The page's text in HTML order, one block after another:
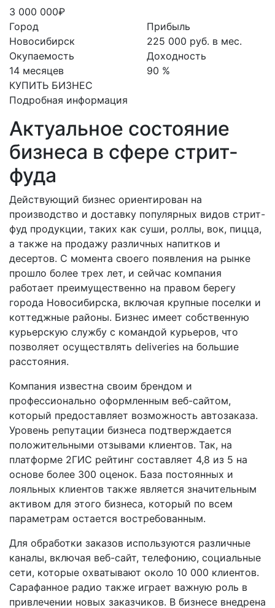
3 000 000₽
Город
Новосибирск
Окупаемость
14 месяцев
КУПИТЬ БИЗНЕС
Прибыль
225 000 руб. в мес.
Доходность
90 %
Подробная информация
Актуальное состояние
бизнеса в сфере стрит-
фуда
Действующий бизнес ориентирован на
производство и доставку популярных видов стрит-
фуд продукции, таких как суши, роллы, вок, пицца,
а также на продажу различных напитков и
десертов. С момента своего появления на рынке
прошло более трех лет, и сейчас компания
работает преимущественно на правом берегу
города Новосибирска, включая крупные поселки и
коттеджные районы. Бизнес имеет собственную
курьерскую службу с командой курьеров, что
позволяет осуществлять deliveries на большие
расстояния.
Компания известна своим брендом и
профессионально оформленным веб-сайтом,
который предоставляет возможность автозаказа.
Уровень репутации бизнеса подтверждается
положительными отзывами клиентов. Так, на
платформе 2ГИС рейтинг составляет 4,8 из 5 на
основе более 300 оценок. База постоянных и
лояльных клиентов также является значительным
активом для этого бизнеса, который по всем
параметрам остается востребованным.
Для обработки заказов используются различные
каналы, включая веб-сайт, телефонию, социальные
сети, которые охватывают около 10 000 клиентов.
Сарафанное радио также играет важную роль в
привлечении новых заказчиков. В бизнесе внедрена